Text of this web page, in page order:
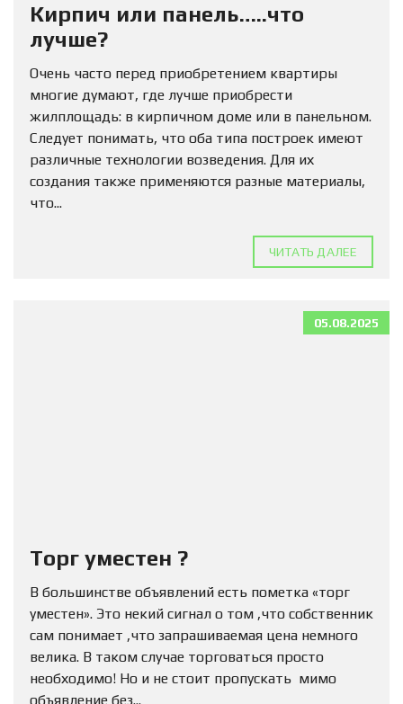
Кирпич или панель…..что
лучше?
Очень часто перед приобретением квартиры
многие думают, где лучше приобрести
жилплощадь: в кирпичном доме или в панельном.
Следует понимать, что оба типа построек имеют
различные технологии возведения. Для их
создания также применяются разные материалы,
что...
ЧИТАТЬ ДАЛЕЕ
05.08.2025
Торг уместен ?
В большинстве объявлений есть пометка «торг
уместен». Это некий сигнал о том ,что собственник
сам понимает ,что запрашиваемая цена немного
велика. В таком случае торговаться просто
необходимо! Но и не стоит пропускать мимо
объявление без...